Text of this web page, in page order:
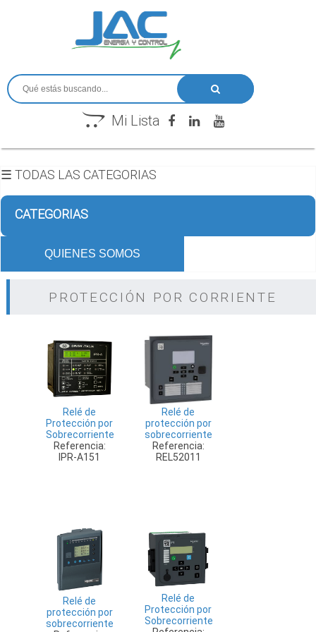
Mi Lista
☰ TODAS LAS CATEGORIAS
CATEGORIAS
QUIENES SOMOS
PROTECCIÓN POR CORRIENTE
Relé de
Protección por
Sobrecorriente
Referencia:
IPR-A151
Relé de
protección por
sobrecorriente
Referencia:
REL52011
Relé de
protección por
sobrecorriente
Relé de
Protección por
Sobrecorriente